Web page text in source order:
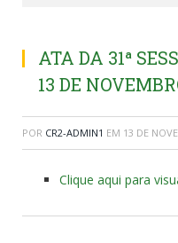
ATA DA 31ª
13 DE
POR CR2-ADMIN1 EM 13 DE
Clique aqui para